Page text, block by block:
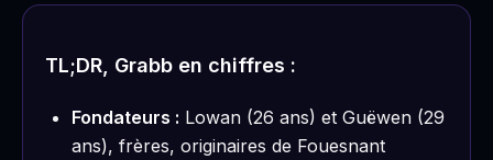
TL;DR, Grabb en chiffres :
Fondateurs : Lowan (26 ans) et Guëwen (29
ans), frères, originaires de Fouesnant